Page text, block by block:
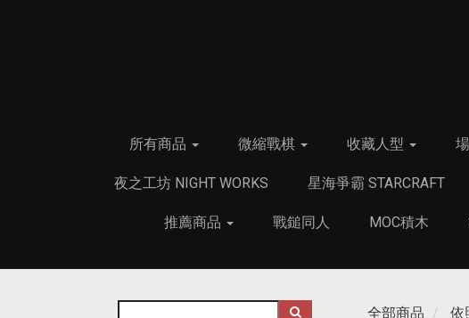
所有商品 微縮戰棋 收藏人型
夜之工坊 NIGHT WORKS 星海爭霸 STARCRAFT
推薦商品 戰鎚同人 MOC積木
全部商品 依